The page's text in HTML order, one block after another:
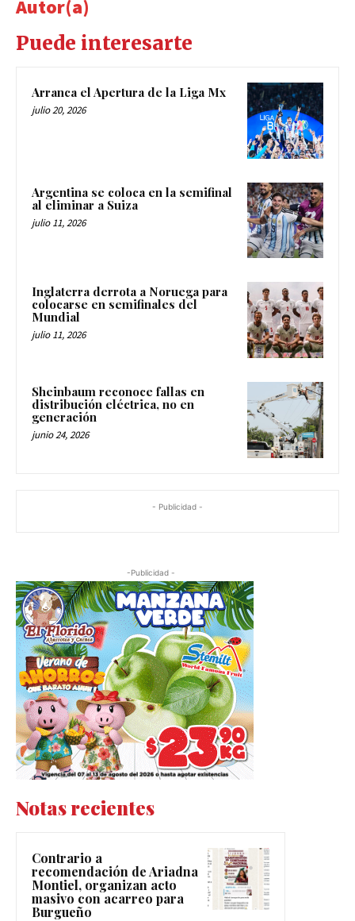
Autor(a)
Puede interesarte
Arranca el Apertura de la Liga Mx
julio 20, 2026
Argentina se coloca en la semifinal
al eliminar a Suiza
julio 11, 2026
Inglaterra derrota a Noruega para
colocarse en semifinales del
Mundial
julio 11, 2026
Sheinbaum reconoce fallas en
distribución eléctrica, no en
generación
junio 24, 2026
- Publicidad -
-Publicidad -
Notas recientes
Contrario a
recomendación de Ariadna
Montiel, organizan acto
masivo con acarreo para
Burgueño